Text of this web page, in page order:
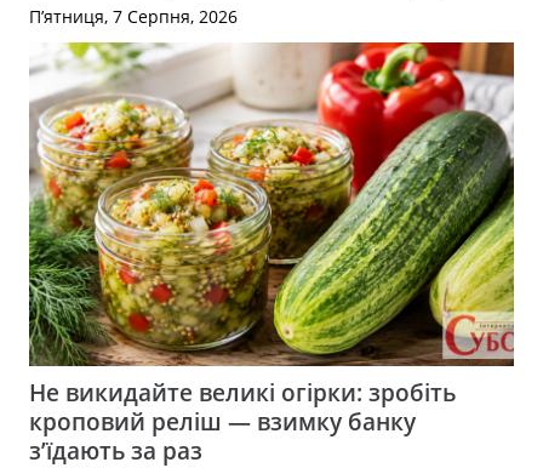
П’ятниця, 7 Серпня, 2026
Не викидайте великі огірки: зробіть
кроповий реліш — взимку банку
з’їдають за раз